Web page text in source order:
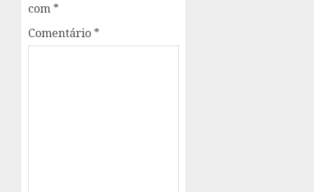
com *
Comentário *